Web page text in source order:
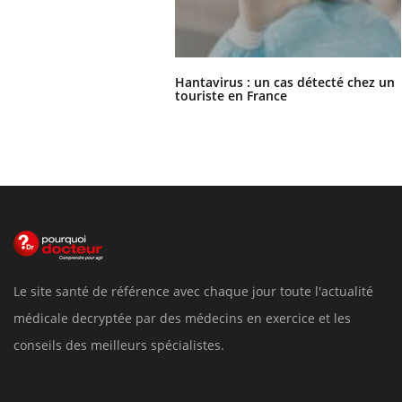
Hantavirus : un cas détecté chez un
touriste en France
Le site santé de référence avec chaque jour toute l'actualité
médicale decryptée par des médecins en exercice et les
conseils des meilleurs spécialistes.